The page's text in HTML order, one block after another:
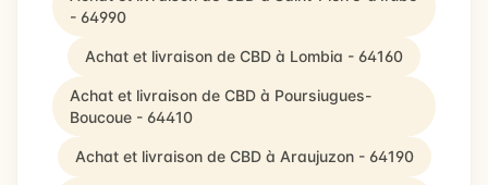
- 64990
Achat et livraison de CBD à Lombia - 64160
Achat et livraison de CBD à Poursiugues-
Boucoue - 64410
Achat et livraison de CBD à Araujuzon - 64190